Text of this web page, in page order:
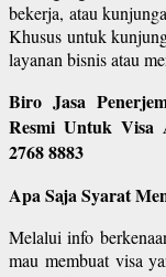
bekerja, atau
Khusus untuk
layanan bisnis atau
Biro Jasa
Resmi Untuk Visa
2768 8883
Apa Saja Syarat
Melalui info
mau membuat visa